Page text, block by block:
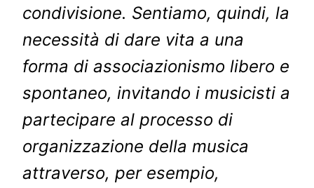
condivisione. Sentiamo, quindi, la
necessità di dare vita a una
forma di associazionismo libero e
spontaneo, invitando i musicisti a
partecipare al processo di
organizzazione della musica
attraverso, per esempio,